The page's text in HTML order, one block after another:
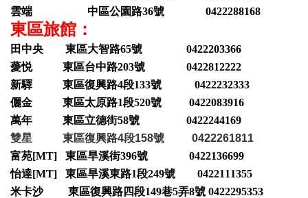
雲端 中區公園路36號 0422288168
東區旅館：
田中央 東區大智路65號 0422203366
薆悦 東區台中路203號 0422812222
新驛 東區復興路4段133號 0422232333
儷金 東區太原路1段520號 0422083916
萬年 東區立德街58號 0422244169
雙星 東區復興路4段158號 0422261811
富苑[MT] 東區旱溪街396號 0422136699
怡達[MT] 東區旱溪東路1段249號 0422111355
米卡沙 東區復興路四段149巷5弄8號 0422295353